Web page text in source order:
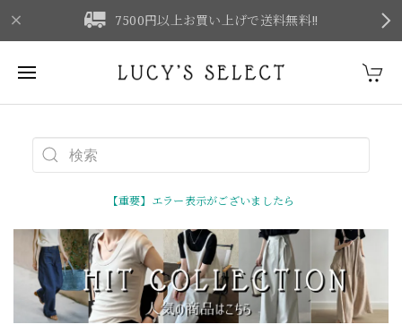
7500円以上お買い上げで送料無料‼
【重要】エラー表示がございましたら